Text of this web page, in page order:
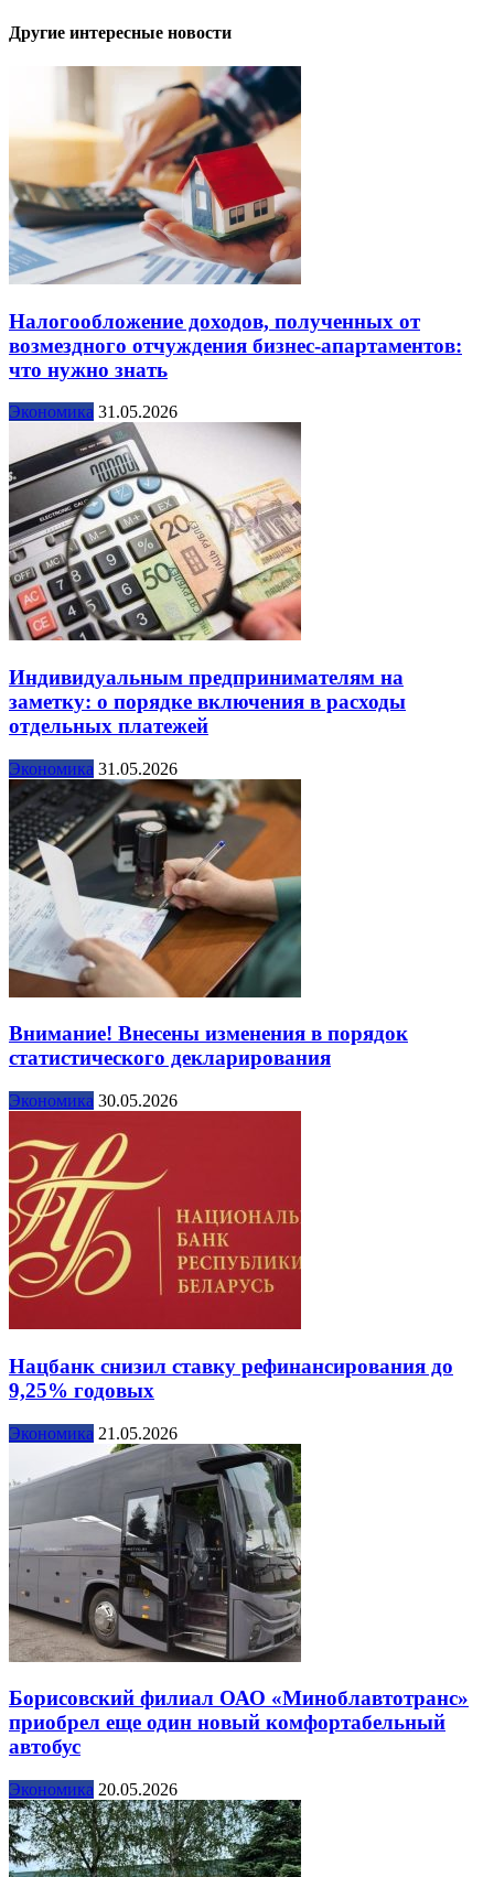
Другие интересные новости
Налогообложение доходов, полученных от
возмездного отчуждения бизнес-апартаментов:
что нужно знать
Экономика 31.05.2026
Индивидуальным предпринимателям на
заметку: о порядке включения в расходы
отдельных платежей
Экономика 31.05.2026
Внимание! Внесены изменения в порядок
статистического декларирования
Экономика 30.05.2026
Нацбанк снизил ставку рефинансирования до
9,25% годовых
Экономика 21.05.2026
Борисовский филиал ОАО «Миноблавтотранс»
приобрел еще один новый комфортабельный
автобус
Экономика 20.05.2026